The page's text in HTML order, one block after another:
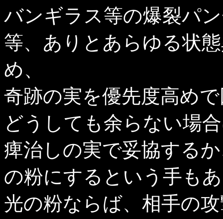
バンギラス等の爆裂パ
等、ありとあらゆる状
め、
奇跡の実を優先度高め
どうしても余らない場
痺治しの実で妥協する
の粉にするという手も
光の粉ならば、相手の